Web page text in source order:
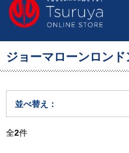
ジョーマローンロンド
並べ替え：
全2件